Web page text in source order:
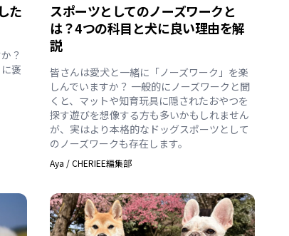
た
？
褒
スポーツとしてのノーズワークと
は？4つの科目と犬に良い理由を解
説
皆さんは愛犬と一緒に「ノーズワーク」を楽
しんでいますか？ 一般的にノーズワークと聞
くと、マットや知育玩具に隠されたおやつを
探す遊びを想像する方も多いかもしれません
が、実はより本格的なドッグスポーツとして
のノーズワークも存在します。
Aya /CHERIEE編集部